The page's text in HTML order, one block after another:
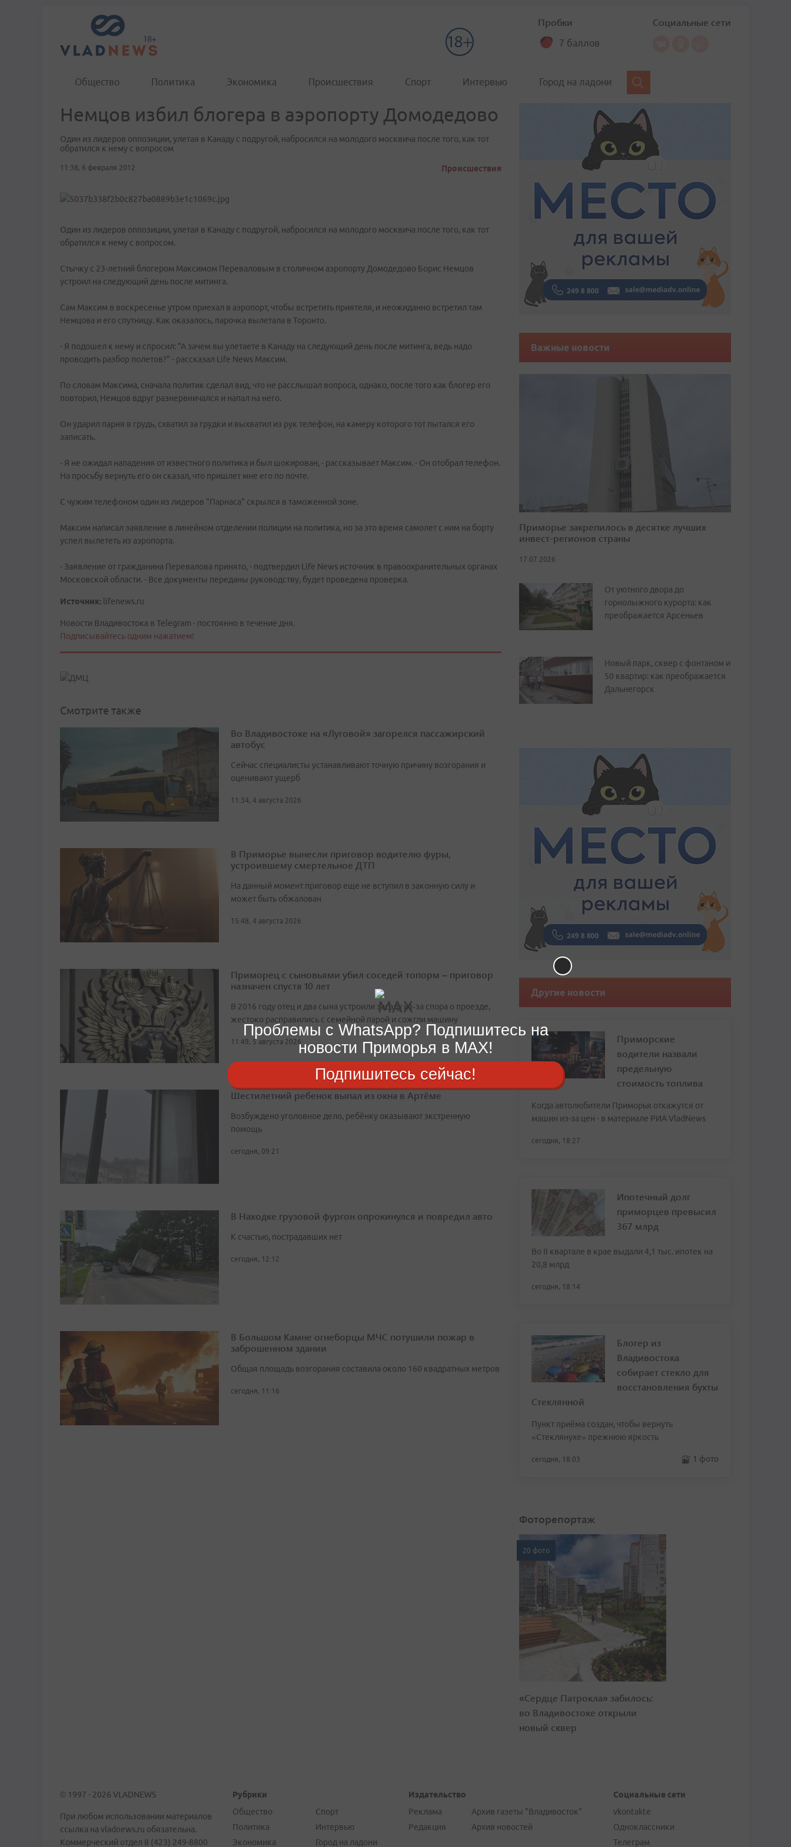
Пробки
7 баллов
Социальные сети
Общество Политика Экономика Происшествия Спорт Интервью Город на ладони
Немцов избил блогера в аэропорту Домодедово
Один из лидеров оппозиции, улетая в Канаду с подругой, набросился на молодого москвича после того, как тот
обратился к нему с вопросом
11:38, 6 февраля 2012 Происшествия
Один из лидеров оппозиции, улетая в Канаду с подругой, набросился на молодого москвича после того, как тот
обратился к нему с вопросом.
Стычку с 23-летний блогером Максимом Переваловым в столичном аэропорту Домодедово Борис Немцов
устроил на следующий день после митинга.
Сам Максим в воскресенье утром приехал в аэропорт, чтобы встретить приятеля, и неожиданно встретил там
Немцова и его спутницу. Как оказалось, парочка вылетала в Торонто.
- Я подошел к нему и спросил: "А зачем вы улетаете в Канаду на следующий день после митинга, ведь надо
проводить разбор полетов?" - рассказал Life News Максим.
По словам Максима, сначала политик сделал вид, что не расслышал вопроса, однако, после того как блогер его
повторил, Немцов вдруг разнервничался и напал на него.
Он ударил парня в грудь, схватил за грудки и выхватил из рук телефон, на камеру которого тот пытался его
записать.
- Я не ожидал нападения от известного политика и был шокирован, - рассказывает Максим. - Он отобрал телефон.
На просьбу вернуть его он сказал, что пришлет мне его по почте.
С чужим телефоном один из лидеров "Парнаса" скрылся в таможенной зоне.
Максим написал заявление в линейном отделении полиции на политика, но за это время самолет с ним на борту
успел вылететь из аэропорта.
- Заявление от гражданина Перевалова принято, - подтвердил Life News источник в правоохранительных органах
Московской области. - Все документы переданы руководству, будет проведена проверка.
Источник: lifenews.ru
Новости Владивостока в Telegram - постоянно в течение дня.
Подписывайтесь одним нажатием!
Смотрите также
Во Владивостоке на «Луговой» загорелся пассажирский
автобус
Сейчас специалисты устанавливают точную причину возгорания и
оценивают ущерб
11:34, 4 августа 2026
В Приморье вынесли приговор водителю фуры,
устроившему смертельное ДТП
На данный момент приговор еще не вступил в законную силу и
может быть обжалован
15:48, 4 августа 2026
Приморец с сыновьями убил соседей топорм – приговор
назначен спустя 10 лет
В 2016 году отец и два сына устроили засаду из‑за спора о проезде,
жестоко расправились с семейной парой и сожгли машину
11:49, 5 августа 2026
Шестилетний ребенок выпал из окна в Артёме
Возбуждено уголовное дело, ребёнку оказывают экстренную
помощь
сегодня, 09:21
В Находке грузовой фургон опрокинулся и повредил авто
К счастью, пострадавших нет
сегодня, 12:12
В Большом Камне огнеборцы МЧС потушили пожар в
заброшенном здании
Общая площадь возгорания составила около 160 квадратных метров
сегодня, 11:16
Важные новости
Приморье закрепилось в десятке лучших
инвест-регионов страны
17.07.2026
От уютного двора до
горнолыжного курорта: как
преображается Арсеньев
Новый парк, сквер с фонтаном и
50 квартир: как преображается
Дальнегорск
Другие новости
Приморские
водители назвали
предельную
стоимость топлива
Когда автолюбители Приморья откажутся от
машин из-за цен - в материале РИА VladNews
сегодня, 18:27
Ипотечный долг
приморцев превысил
367 млрд
Во II квартале в крае выдали 4,1 тыс. ипотек на
20,8 млрд
сегодня, 18:14
Блогер из
Владивостока
собирает стекло для
восстановления бухты
Стеклянной
Пункт приёма создан, чтобы вернуть
«Стеклянухе» прежнюю яркость
сегодня, 18:03 1 фото
Фоторепортаж
20 фото
«Сердце Патрокла» забилось:
во Владивостоке открыли
новый сквер
© 1997 - 2026 VLADNEWS
При любом использовании материалов
ссылка на vladnews.ru обязательна.
Коммерческий отдел 8 (423) 249-8800
Рубрики
Общество
Политика
Экономика
Спорт
Интервью
Город на ладони
Издательство
Реклама
Редакция
Архив газеты "Владивосток"
Архив новостей
Социальные сети
vkontakte
Одноклассники
Телеграм
Проблемы с WhatsApp? Подпишитесь на
новости Приморья в MAX!
Подпишитесь сейчас!